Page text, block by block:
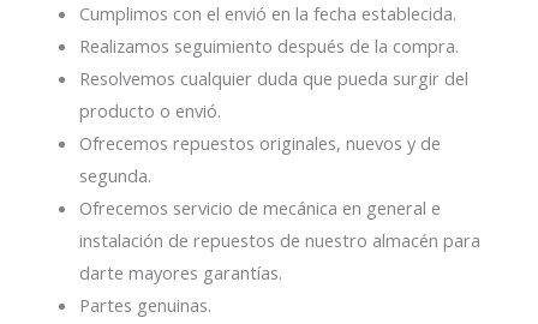
Cumplimos con el envió en la fecha establecida.
Realizamos seguimiento después de la compra.
Resolvemos cualquier duda que pueda surgir del
producto o envió.
Ofrecemos repuestos originales, nuevos y de
segunda.
Ofrecemos servicio de mecánica en general e
instalación de repuestos de nuestro almacén para
darte mayores garantías.
Partes genuinas.